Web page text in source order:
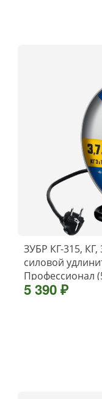
ЗУБР КГ-315, КГ,
силовой
Профессионал
5 390 ₽